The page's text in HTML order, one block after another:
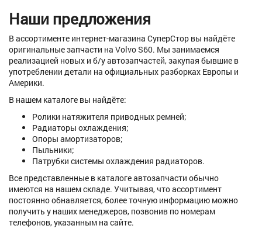
Наши предложения
В ассортименте интернет-магазина СуперСтор вы найдёте
оригинальные запчасти на Volvo S60. Мы занимаемся
реализацией новых и б/у автозапчастей, закупая бывшие в
употреблении детали на официальных разборках Европы и
Америки.
В нашем каталоге вы найдёте:
Ролики натяжителя приводных ремней;
Радиаторы охлаждения;
Опоры амортизаторов;
Пыльники;
Патрубки системы охлаждения радиаторов.
Все представленные в каталоге автозапчасти обычно
имеются на нашем складе. Учитывая, что ассортимент
постоянно обнавляется, более точную информацию можно
получить у наших менеджеров, позвонив по номерам
телефонов, указанным на сайте.